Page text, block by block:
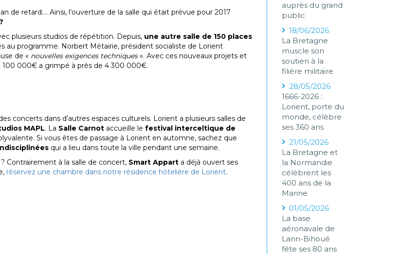
de retard…. Ainsi, l’ouverture de la salle qui était prévue pour 2017
plusieurs studios de répétition. Depuis, une autre salle de 150 places
au programme. Norbert Métairie, président socialiste de Lorient
de « nouvelles exigences techniques». Avec ces nouveaux projets et
100 000€ a grimpé à près de 4 300 000€.
concerts dans d’autres espaces culturels. Lorient a plusieurs salles de
MAPL. La Salle Carnot accueille le festival interceltique de
Si vous êtes de passage à Lorient en automne, sachez que
qui a lieu dans toute la ville pendant une semaine.
? Contrairement à la salle de concert, Smart Appart a déjà ouvert ses
réservez une chambre dans notre résidence hôtelière de Lorient.
auprès du grand
public
18/06/2026
La Bretagne
muscle son
soutien à la
filière militaire
28/05/2026
1666-2026 :
Lorient, porte du
monde, célèbre
ses 360 ans
21/05/2026
La Bretagne et
la Normandie
célèbrent les
400 ans de la
Marine
01/05/2026
La base
aéronavale de
Lann-Bihoué
fête ses 80 ans